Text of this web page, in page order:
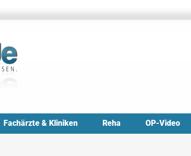
Fachärzte & Kliniken Reha OP-Video